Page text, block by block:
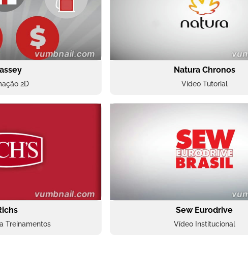
2D
Natura Chronos
Vídeo Tutorial
Treinamentos
Sew Eurodrive
Vídeo Institucional